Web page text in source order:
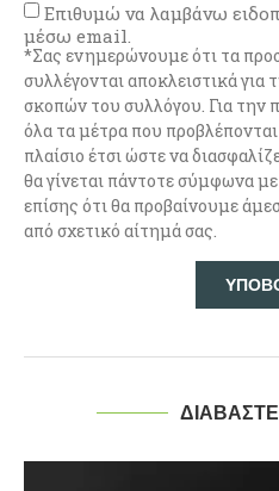
Επιθυμώ να λαμβάνω
μέσω email.
*Σας ενημερώνουμε ότι τα
συλλέγονται αποκλειστικά
σκοπών του συλλόγου. Για την
όλα τα μέτρα που
πλαίσιο έτσι ώστε να
θα γίνεται πάντοτε σύμφωνα
επίσης ότι θα προβαίνουμε
από σχετικό αίτημά σας.